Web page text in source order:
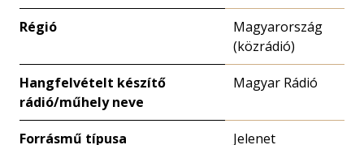
Régió
Magyarország
(közrádió)
Hangfelvételt készítő
rádió/műhely neve
Magyar Rádió
Forrásmű típusa Jelenet